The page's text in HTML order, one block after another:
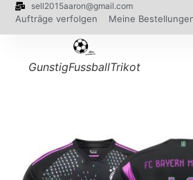
sell2015aaron@gmail.com
Aufträge verfolgen Meine
GunstigFussballTrikot